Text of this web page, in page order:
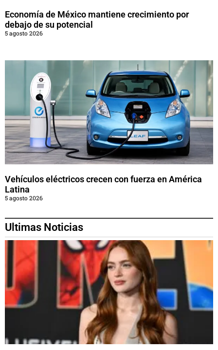
Economía de México mantiene crecimiento por
debajo de su potencial
5 agosto 2026
Vehículos eléctricos crecen con fuerza en América
Latina
5 agosto 2026
Ultimas Noticias